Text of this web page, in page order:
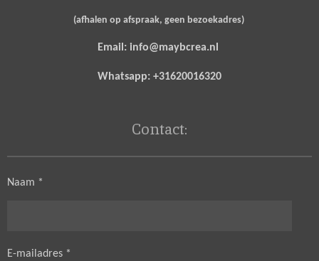
(afhalen op afspraak, geen bezoekadres)
Email: info@maybcrea.nl
Whatsapp: +31620016320
Contact:
Naam *
E-mailadres *